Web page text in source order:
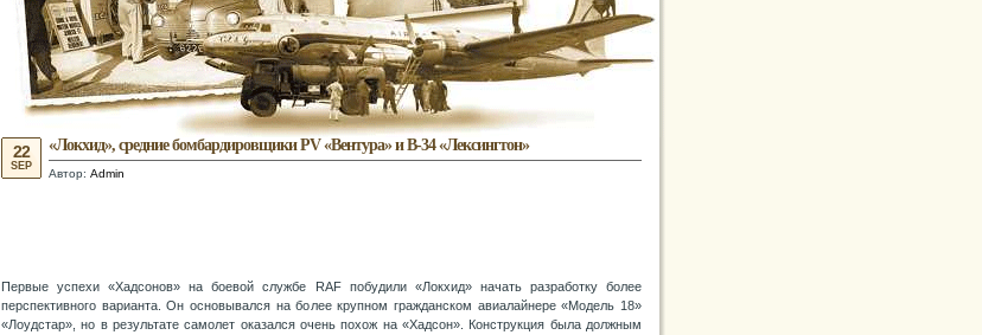
«Локхид», средние бомбардировщики PV «Вентура» и В-34 «Лексингтон»
Автор: Admin
22
SEP
Первые успехи «Хадсонов» на боевой службе RAF побудили «Локхид» начать разработку более
перспективного варианта. Он основывался на более крупном гражданском авиалайнере «Модель 18»
«Лоудстар», но в результате самолет оказался очень похож на «Хадсон». Конструкция была должным